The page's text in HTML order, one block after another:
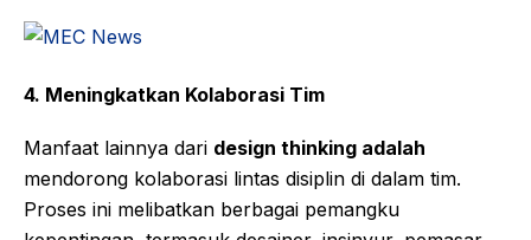
4. Meningkatkan Kolaborasi Tim
Manfaat lainnya dari design thinking adalah
mendorong kolaborasi lintas disiplin di dalam tim.
Proses ini melibatkan berbagai pemangku